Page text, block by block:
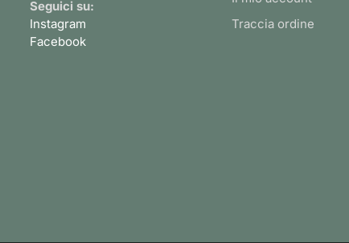
Seguici su:
Instagram
Facebook
Traccia ordine